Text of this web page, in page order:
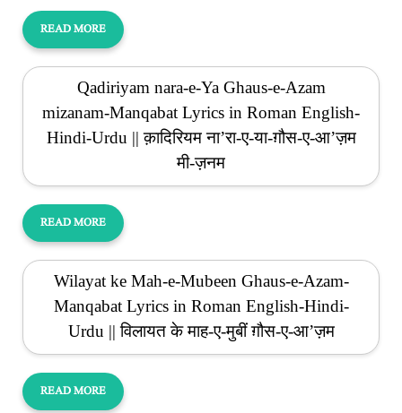
READ MORE
Qadiriyam nara-e-Ya Ghaus-e-Azam
mizanam-Manqabat Lyrics in Roman English-
Hindi-Urdu || क़ादिरियम ना’रा-ए-या-ग़ौस-ए-आ’ज़म
मी-ज़नम
READ MORE
Wilayat ke Mah-e-Mubeen Ghaus-e-Azam-
Manqabat Lyrics in Roman English-Hindi-
Urdu || विलायत के माह-ए-मुबीं ग़ौस-ए-आ’ज़म
READ MORE